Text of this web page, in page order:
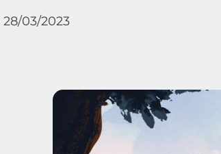
28/03/2023